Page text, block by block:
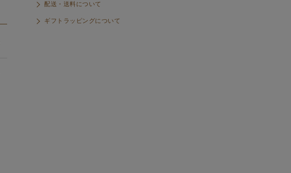
配送・送料について
ギフトラッピングについて